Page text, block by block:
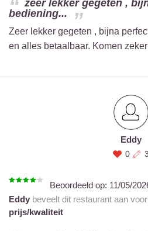
zeer lekker gegeten ,
bediening...
Zeer lekker gegeten , bijna
en alles betaalbaar. Komen
Eddy
0 3
Beoordeeld op: 11/05/
Eddy beveelt dit restaurant aan
prijs/kwaliteit